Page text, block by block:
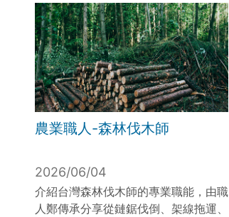
農業職人-森林伐木師
2026/06/04
介紹台灣森林伐木師的專業職能，由職
人鄭傳承分享從鏈鋸伐倒、架線拖運、